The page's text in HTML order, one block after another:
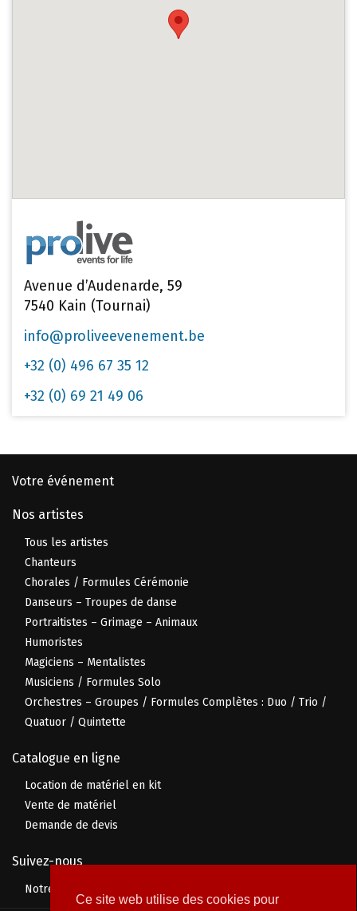
Ce site web utilise des cookies pour
Avenue d’Audenarde, 59
7540 Kain (Tournai)
info@proliveevenement.be
+32 (0) 496 67 35 12
+32 (0) 69 21 49 06
Votre événement
Nos artistes
Tous les artistes
Chanteurs
Chorales / Formules Cérémonie
Danseurs – Troupes de danse
Portraitistes – Grimage – Animaux
Humoristes
Magiciens – Mentalistes
Musiciens / Formules Solo
Orchestres – Groupes / Formules Complètes : Duo / Trio /
Quatuor / Quintette
Catalogue en ligne
Location de matériel en kit
Vente de matériel
Demande de devis
Suivez-nous
Notre page Facebook